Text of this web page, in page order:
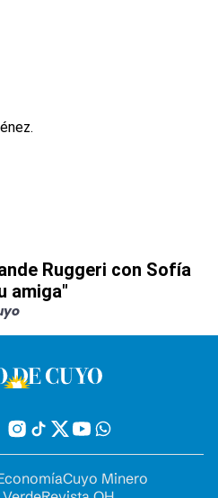
Ruggeri con Sofía
amiga"
Cuyo Minero